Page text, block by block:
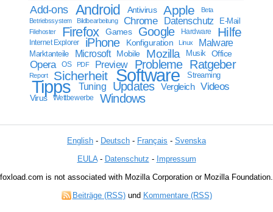
Add-ons Android Antivirus Apple
Beta
Betriebssystem
Bildbearbeitung Chrome Datenschutz E-Mail
Filehoster Firefox Games Google Hardware Hilfe
Internet Explorer iPhone Konfiguration Linux Malware
Marktanteile Microsoft Mobile Mozilla Musik Office
Opera OS PDF Preview Probleme Ratgeber
Report Sicherheit Software Streaming
Tipps Tuning Updates Vergleich Videos
Virus Wettbewerbe Windows
English - Deutsch - Français - Svenska
EULA- Datenschutz - Impressum
foxload.com is not associated with Mozilla Corporation or Mozilla Foundation.
Beiträge (RSS)und Kommentare (RSS)